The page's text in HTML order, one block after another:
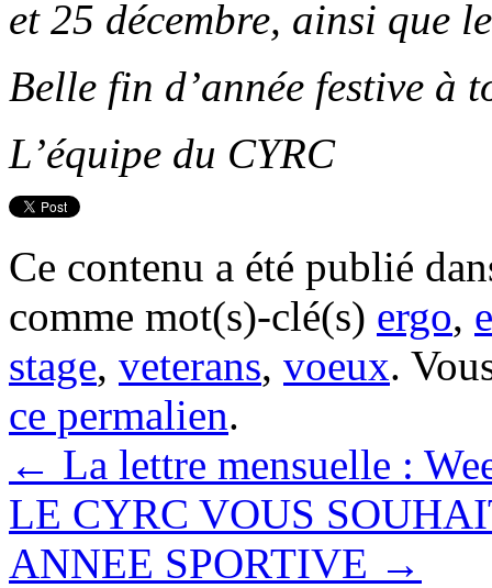
et 25 décembre, ainsi que
Belle fin d’année festive à
L’équipe du CYRC
Ce contenu a été publié
comme mot(s)-clé(s) ergo,
stage, veterans, voeux.
ce permalien.
← La lettre mensuelle :
LE CYRC VOUS
ANNEE SPORTIVE →